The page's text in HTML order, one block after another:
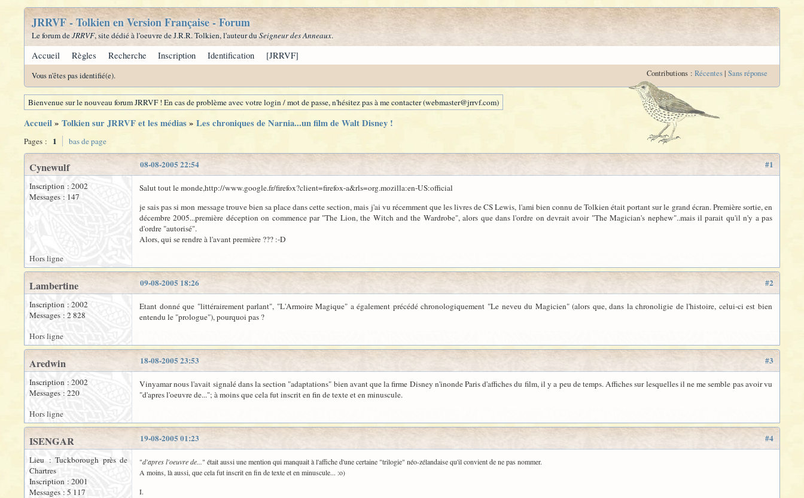
JRRVF - Tolkien en Version Française - Forum
Le forum deJRRVF, site dédié à l'oeuvre de J.R.R. Tolkien, l'auteur du Seigneur des Anneaux.
Accueil Règles Recherche Inscription Identification [JRRVF]
Vous n'êtes pas identifié(e). Contributions : Récentes| Sans réponse
Bienvenue sur le nouveau forum JRRVF ! En cas de problème avec votre login / mot de passe, n'hésitez pas à me contacter (webmaster@jrrvf.com)
Accueil» Tolkien sur JRRVF et les médias» Les chroniques de Narnia...un film de Walt Disney !
Pages : 1 bas de page
#1
08-08-2005 22:54
Cynewulf
Inscription : 2002
Messages : 147
Salut tout le monde,http://www.google.fr/firefox?client=firefox-a&rls=org.mozilla:en-US:official
je sais pas si mon message trouve bien sa place dans cette section, mais j'ai vu récemment que les livres de CS Lewis, l'ami bien connu de Tolkien était portant sur le grand écran. Première sortie, en
décembre 2005...première déception on commence par "The Lion, the Witch and the Wardrobe", alors que dans l'ordre on devrait avoir "The Magician's nephew"..mais il parait qu'il n'y a pas
d'ordre "autorisé".
Alors, qui se rendre à l'avant première ??? :-D
Hors ligne
#2
09-08-2005 18:26
Lambertine
Inscription : 2002
Messages : 2 828
Etant donné que "littérairement parlant", "L'Armoire Magique" a également précédé chronologiquement "Le neveu du Magicien" (alors que, dans la chronoligie de l'histoire, celui-ci est bien
entendu le "prologue"), pourquoi pas ?
Hors ligne
#3
18-08-2005 23:53
Aredwin
Inscription : 2002
Messages : 220
Vinyamar nous l'avait signalé dans la section "adaptations" bien avant que la firme Disney n'inonde Paris d'affiches du film, il y a peu de temps. Affiches sur lesquelles il ne me semble pas avoir vu
"d'apres l'oeuvre de..."; à moins que cela fut inscrit en fin de texte et en minuscule.
Hors ligne
#4
19-08-2005 01:23
ISENGAR
Lieu : Tuckborough près de
Chartres
Inscription : 2001
Messages : 5 117
"d'apres l'oeuvre de..." était aussi une mention qui manquait à l'affiche d'une certaine "trilogie" néo-zélandaise qu'il convient de ne pas nommer.
A moins, là aussi, que cela fut inscrit en fin de texte et en minuscule... :o)
I.